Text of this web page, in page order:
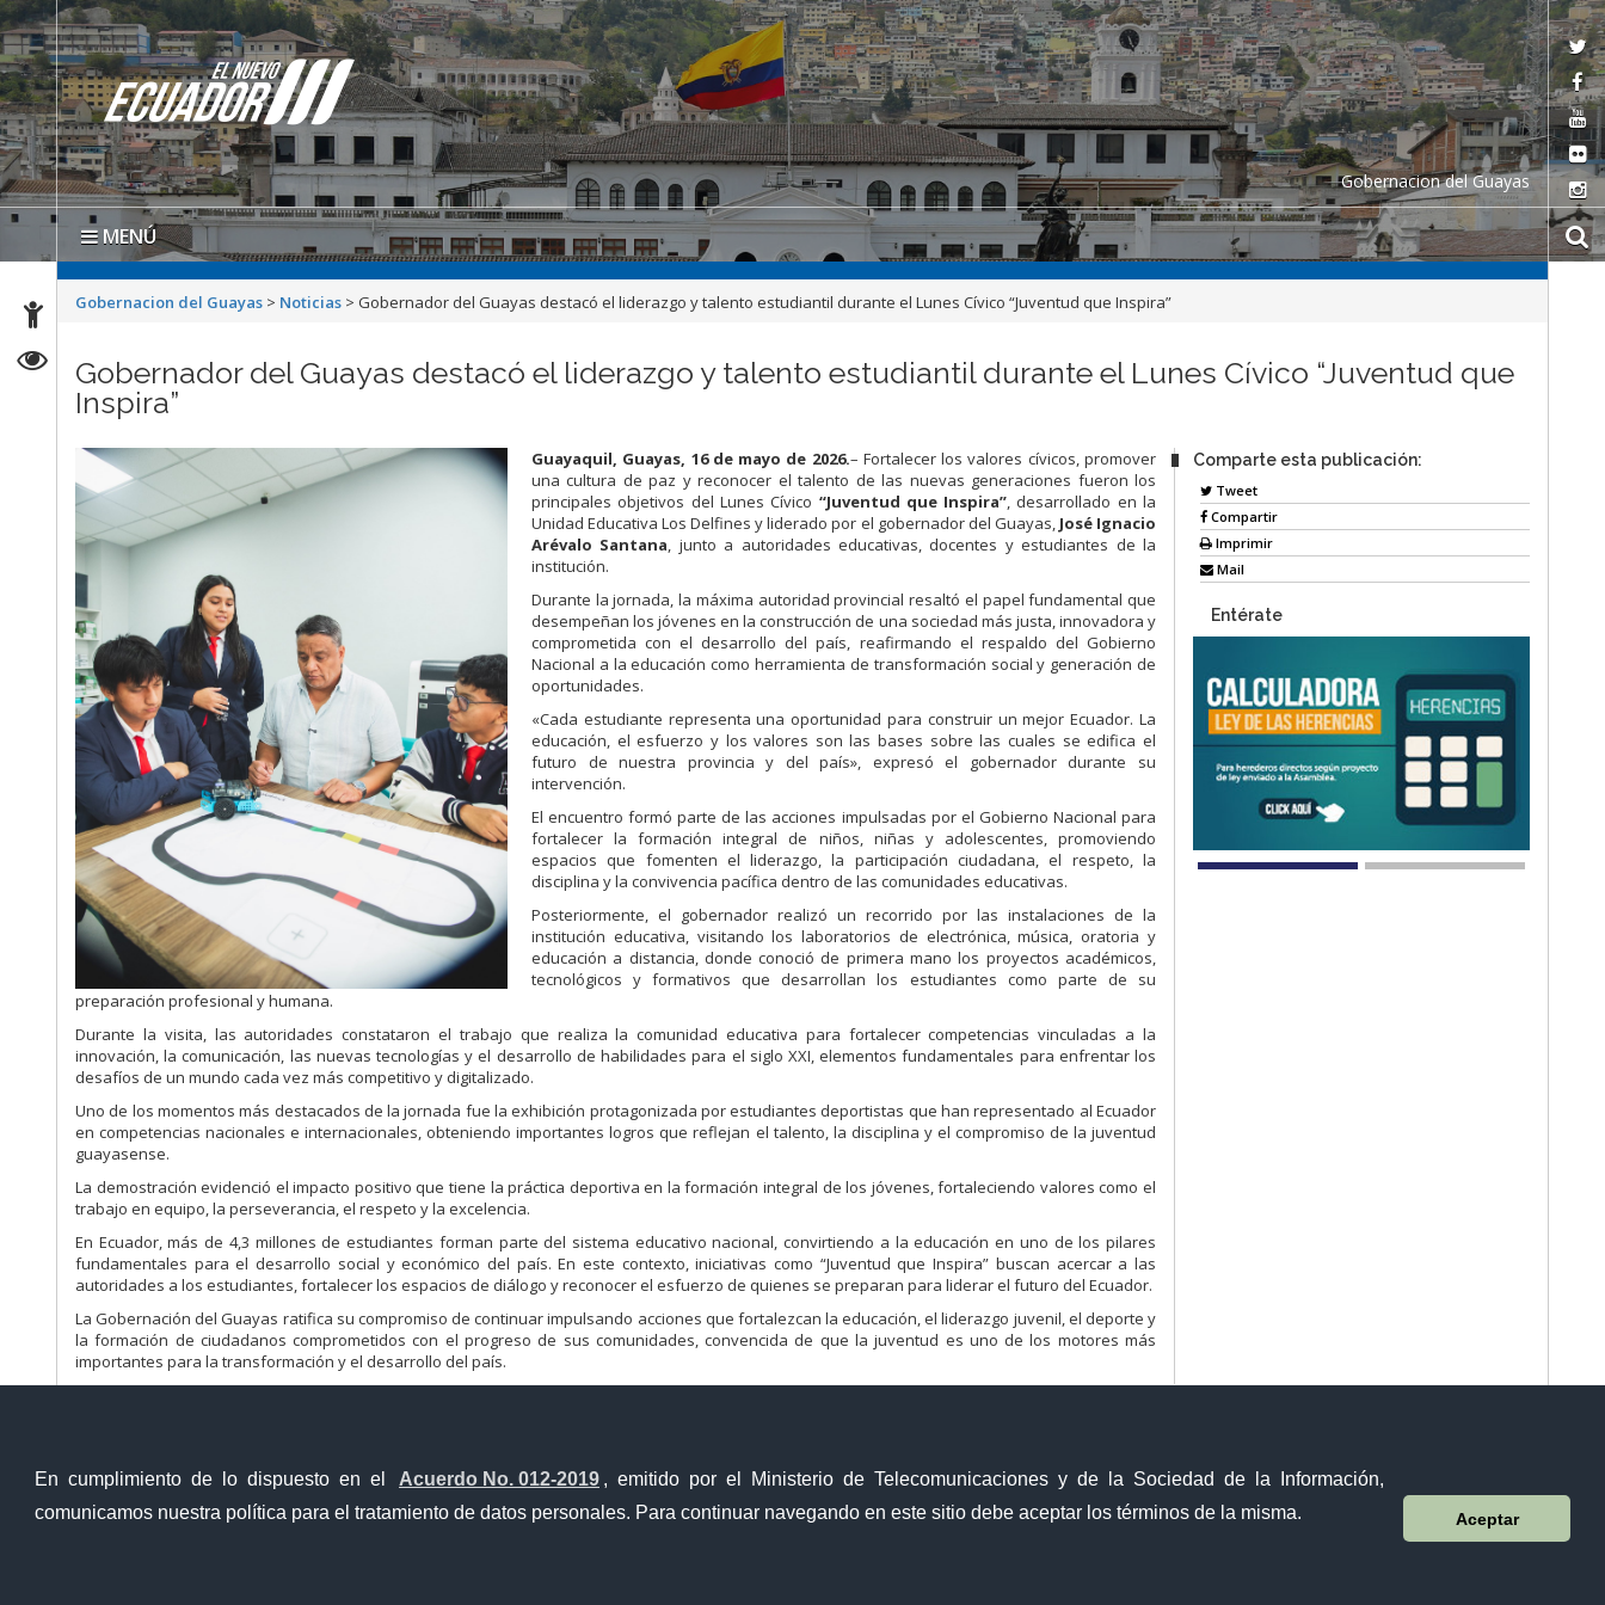
En cumplimiento de lo dispuesto en el Acuerdo No. 012-2019 , emitido por el Ministerio de Telecomunicaciones y de la Sociedad de la Información,
comunicamos nuestra política para el tratamiento de datos personales. Para continuar navegando en este sitio debe aceptar los términos de la misma.
Aceptar
Gobernacion del Guayas
MENÚ
Gobernacion del Guayas > Noticias > Gobernador del Guayas destacó el liderazgo y talento estudiantil durante el Lunes Cívico “Juventud que Inspira”
Gobernador del Guayas destacó el liderazgo y talento estudiantil durante el Lunes Cívico “Juventud que
Inspira”
Guayaquil, Guayas, 16 de mayo de 2026.– Fortalecer los valores cívicos, promover
una cultura de paz y reconocer el talento de las nuevas generaciones fueron los
principales objetivos del Lunes Cívico “Juventud que Inspira”, desarrollado en la
Unidad Educativa Los Delfines y liderado por el gobernador del Guayas, José Ignacio
Arévalo Santana, junto a autoridades educativas, docentes y estudiantes de la
institución.
Durante la jornada, la máxima autoridad provincial resaltó el papel fundamental que
desempeñan los jóvenes en la construcción de una sociedad más justa, innovadora y
comprometida con el desarrollo del país, reafirmando el respaldo del Gobierno
Nacional a la educación como herramienta de transformación social y generación de
oportunidades.
«Cada estudiante representa una oportunidad para construir un mejor Ecuador. La
educación, el esfuerzo y los valores son las bases sobre las cuales se edifica el
futuro de nuestra provincia y del país», expresó el gobernador durante su
intervención.
El encuentro formó parte de las acciones impulsadas por el Gobierno Nacional para
fortalecer la formación integral de niños, niñas y adolescentes, promoviendo
espacios que fomenten el liderazgo, la participación ciudadana, el respeto, la
disciplina y la convivencia pacífica dentro de las comunidades educativas.
Posteriormente, el gobernador realizó un recorrido por las instalaciones de la
institución educativa, visitando los laboratorios de electrónica, música, oratoria y
educación a distancia, donde conoció de primera mano los proyectos académicos,
tecnológicos y formativos que desarrollan los estudiantes como parte de su
preparación profesional y humana.
Durante la visita, las autoridades constataron el trabajo que realiza la comunidad educativa para fortalecer competencias vinculadas a la
innovación, la comunicación, las nuevas tecnologías y el desarrollo de habilidades para el siglo XXI, elementos fundamentales para enfrentar los
desafíos de un mundo cada vez más competitivo y digitalizado.
Uno de los momentos más destacados de la jornada fue la exhibición protagonizada por estudiantes deportistas que han representado al Ecuador
en competencias nacionales e internacionales, obteniendo importantes logros que reflejan el talento, la disciplina y el compromiso de la juventud
guayasense.
La demostración evidenció el impacto positivo que tiene la práctica deportiva en la formación integral de los jóvenes, fortaleciendo valores como el
trabajo en equipo, la perseverancia, el respeto y la excelencia.
En Ecuador, más de 4,3 millones de estudiantes forman parte del sistema educativo nacional, convirtiendo a la educación en uno de los pilares
fundamentales para el desarrollo social y económico del país. En este contexto, iniciativas como “Juventud que Inspira” buscan acercar a las
autoridades a los estudiantes, fortalecer los espacios de diálogo y reconocer el esfuerzo de quienes se preparan para liderar el futuro del Ecuador.
La Gobernación del Guayas ratifica su compromiso de continuar impulsando acciones que fortalezcan la educación, el liderazgo juvenil, el deporte y
la formación de ciudadanos comprometidos con el progreso de sus comunidades, convencida de que la juventud es uno de los motores más
importantes para la transformación y el desarrollo del país.
Comparte esta publicación:
Tweet
Compartir
Imprimir
Mail
Entérate
Contacto ciudadano